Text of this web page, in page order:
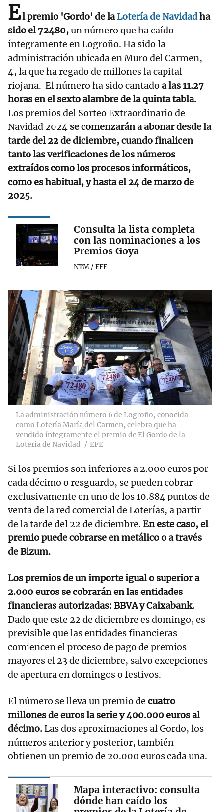
El premio 'Gordo' de laLotería de Navidadha
sido el 72480,un número que ha caído
íntegramente en Logroño. Ha sido la
administración ubicada en Muro del Carmen,
4, la que ha regado de millones la capital
riojana. El número ha sido cantado a las 11.27
horas en el sexto alambre de la quinta tabla.
Los premios del Sorteo Extraordinario de
Navidad 2024 se comenzarán a abonar desde la
tarde del 22 de diciembre, cuando finalicen
tanto las verificaciones de los números
extraídos como los procesos informáticos,
como es habitual, y hasta el 24 de marzo de
2025.
Consulta la lista completa
con las nominaciones a los
Premios Goya
NTM / EFE
La administración número 6 de Logroño, conocida
como Lotería María del Carmen, celebra que ha
vendido íntegramente el premio de El Gordo de la
Lotería de Navidad
EFE
Si los premios son inferiores a 2.000 euros por
cada décimo o resguardo, se pueden cobrar
exclusivamente en uno de los 10.884 puntos de
venta de la red comercial de Loterías, a partir
de la tarde del 22 de diciembre. En este caso, el
premio puede cobrarse en metálico o a través
de Bizum.
Los premios de un importe igual o superior a
2.000 euros se cobrarán en las entidades
financieras autorizadas: BBVA y Caixabank.
Dado que este 22 de diciembre es domingo, es
previsible que las entidades financieras
comiencen el proceso de pago de premios
mayores el 23 de diciembre, salvo excepciones
de apertura en domingos o festivos.
El número se lleva un premio de cuatro
millones de euros la serie y 400.000 euros al
décimo.Las dos aproximaciones al Gordo, los
números anterior y posterior, también
obtienen un premio de 20.000 euros cada una.
Mapa interactivo: consulta
dónde han caído los